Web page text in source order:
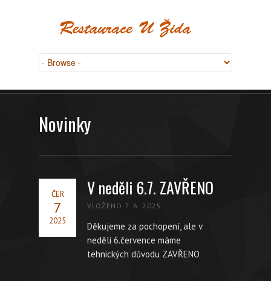
Novinky
ČER
7
2025
V neděli 6.7. ZAVŘENO
VLOŽENO 7. 6. 2025
Děkujeme za pochopení, ale v
neděli 6.července máme
tehnických důvodu ZAVŘENO